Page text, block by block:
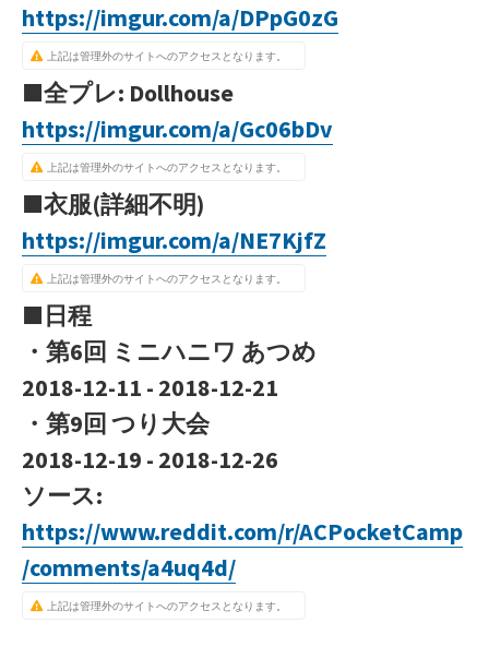
https://imgur.com/a/DPpG0zG
上記は管理外のサイトへのアクセスとなります。
■全プレ: Dollhouse
https://imgur.com/a/Gc06bDv
上記は管理外のサイトへのアクセスとなります。
■衣服(詳細不明)
https://imgur.com/a/NE7KjfZ
上記は管理外のサイトへのアクセスとなります。
■日程
・第6回 ミニハニワ あつめ
2018-12-11 - 2018-12-21
・第9回 つり大会
2018-12-19 - 2018-12-26
ソース:
https://www.reddit.com/r/ACPocketCamp
/comments/a4uq4d/
上記は管理外のサイトへのアクセスとなります。